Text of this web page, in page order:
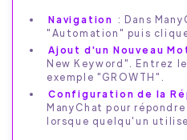
Navigation : Dans
"Automation" puis
Ajout d'un Nouveau
New Keyword". Entrez
exemple "GROWTH".
Configuration de la
ManyChat pour
lorsque quelqu'un